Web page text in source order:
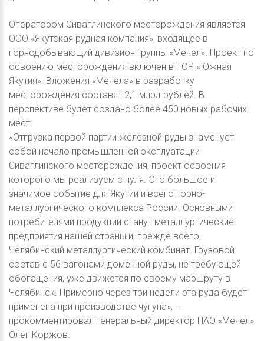
Оператором Сиваглинского месторождения является
ООО «Якутская рудная компания», входящее в
горнодобывающий дивизион Группы «Мечел». Проект по
освоению месторождения включен в ТОР «Южная
Якутия». Вложения «Мечела» в разработку
месторождения составят 2,1 млрд рублей. В
перспективе будет создано более 450 новых рабочих
мест.
«Отгрузка первой партии железной руды знаменует
собой начало промышленной эксплуатации
Сиваглинского месторождения, проект освоения
которого мы реализуем с нуля. Это большое и
значимое событие для Якутии и всего горно-
металлургического комплекса России. Основными
потребителями продукции станут металлургические
предприятия нашей страны и, прежде всего,
Челябинский металлургический комбинат. Грузовой
состав с 56 вагонами доменной руды, не требующей
обогащения, уже движется по своему маршруту в
Челябинск. Примерно через три недели эта руда будет
применена при производстве чугуна», –
прокомментировал генеральный директор ПАО «Мечел»
Олег Коржов.